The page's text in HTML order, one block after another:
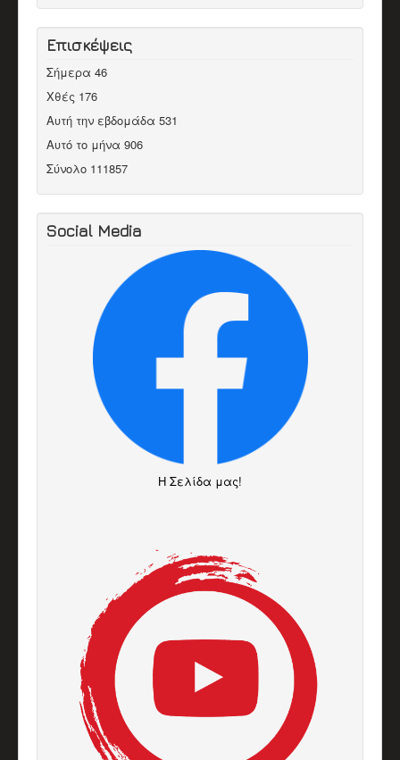
Επισκέψεις
Σήμερα 46
Χθές 176
Αυτή την εβδομάδα 531
Αυτό το μήνα 906
Σύνολο 111857
Social Media
H Σελίδα μας!